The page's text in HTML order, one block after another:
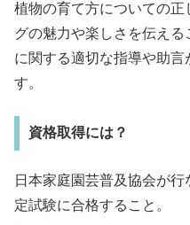
植物の育て方についての
グの魅力や楽しさを伝え
に関する適切な指導や助
す。
資格取得には？
日本家庭園芸普及協会が
定試験に合格すること。